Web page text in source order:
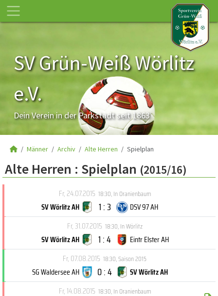
SV Grün-Weiß Wörlitz
e.V.
Dein Verein in der Parkstadt seit 1863
Männer Archiv Alte Herren Spielplan
Alte Herren : Spielplan (2015/16)
Fr, 24.07.2015 18:30,In Oranienbaum
SV Wörlitz AH 1 : 3
DSV 97 AH
Fr, 31.07.2015 18:30,In Wörlitz
SV Wörlitz AH 1 : 4
Eintr Elster AH
Fr, 07.08.2015 18:30,Saison 2015
SG Waldersee AH 0 : 4
SV Wörlitz AH
Fr, 14.08.2015 18:30,In Oranienbaum